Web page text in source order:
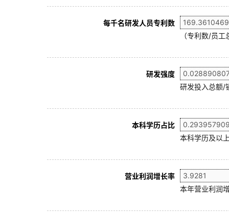
每千名研发人员专利数
（专利数/员
研发强度
研发投入总额/
本科学历占比
本科学历及以
营业利润增长率
本年营业利润